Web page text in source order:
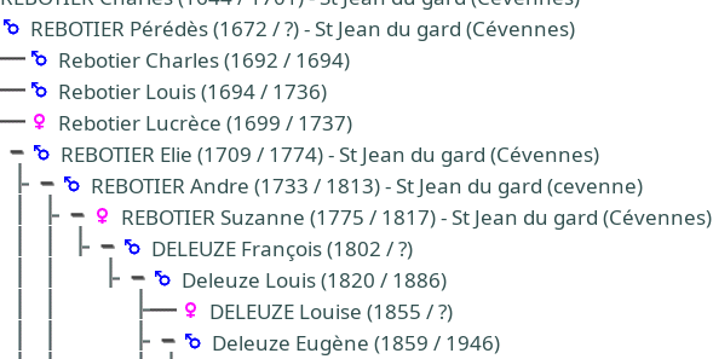
REBOTIER Pérédès (1672 / ?) - St Jean du gard (Cévennes)
Rebotier Charles (1692 / 1694)
Rebotier Louis (1694 / 1736)
Rebotier Lucrèce (1699 / 1737)
REBOTIER Elie (1709 / 1774) - St Jean du gard (Cévennes)
REBOTIER Andre (1733 / 1813) - St Jean du gard (cevenne)
REBOTIER Suzanne (1775 / 1817) - St Jean du gard (Cévennes)
DELEUZE François (1802 / ?)
Deleuze Louis (1820 / 1886)
DELEUZE Louise (1855 / ?)
Deleuze Eugène (1859 / 1946)